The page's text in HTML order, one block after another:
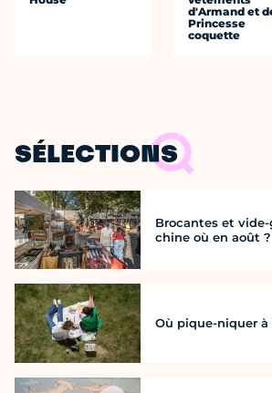
d'Armand et
Princesse
coquette
SÉLECTIONS
Brocantes et vide-
chine où en août ?
Où pique-niquer à